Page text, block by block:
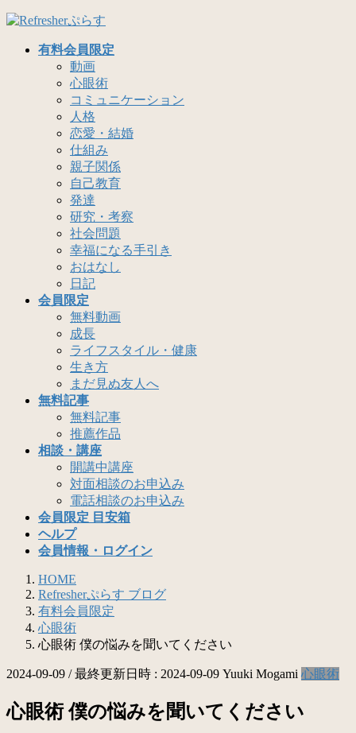
コ
ナ
有料会員限定
動画
心眼術
コミュニケーション
人格
恋愛・結婚
仕組み
親子関係
自己教育
発達
研究・考察
社会問題
幸福になる手引き
おはなし
日記
会員限定
無料動画
成長
ライフスタイル・健康
生き方
まだ見ぬ友人へ
無料記事
無料記事
推薦作品
相談・講座
開講中講座
対面相談のお申込み
電話相談のお申込み
会員限定 目安箱
ヘルプ
会員情報・ログイン
HOME
Refresherぷらす ブログ
有料会員限定
心眼術
心眼術 僕の悩みを聞いてください
2024-09-09 / 最終更新日時 : 2024-09-09 Yuuki Mogami 心眼術
心眼術 僕の悩みを聞いてください